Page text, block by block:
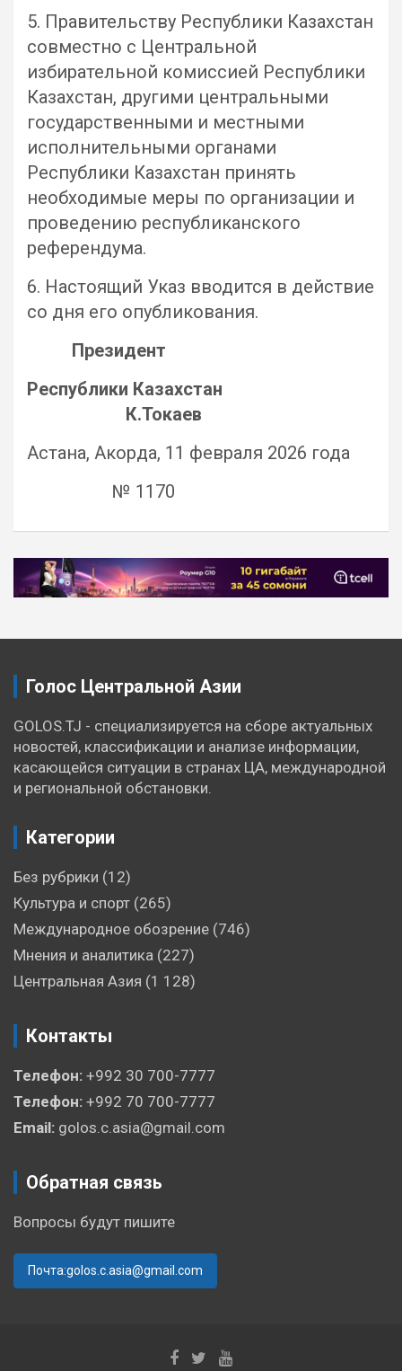
5. Правительству Республики Казахстан
совместно с Центральной
избирательной комиссией Республики
Казахстан, другими центральными
государственными и местными
исполнительными органами
Республики Казахстан принять
необходимые меры по организации и
проведению республиканского
референдума.
6. Настоящий Указ вводится в действие
со дня его опубликования.
Президент
Республики Казахстан
К.Токаев
Астана, Акорда, 11 февраля 2026 года
№ 1170
Навигация
по
Голос Центральной Азии
GOLOS.TJ - специализируется на сборе актуальных
новостей, классификации и анализе информации,
касающейся ситуации в странах ЦА, международной
и региональной обстановки.
Категории
Без рубрики (12)
Культура и спорт (265)
Международное обозрение (746)
Мнения и аналитика (227)
Центральная Азия (1 128)
Контакты
Телефон: +992 30 700-7777
Телефон: +992 70 700-7777
Email: golos.c.asia@gmail.com
Обратная связь
Вопросы будут пишите
Почта:golos.c.asia@gmail.com